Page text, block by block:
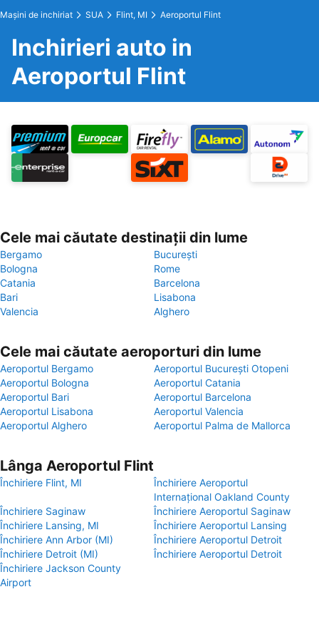
Maşini de inchiriat SUA Flint, MI Aeroportul Flint
Inchirieri auto in
Aeroportul Flint
Cele mai căutate destinații din lume
Bergamo
București
Bologna
Rome
Catania
Barcelona
Bari
Lisabona
Valencia
Alghero
Cele mai căutate aeroporturi din lume
Aeroportul Bergamo
Aeroportul București Otopeni
Aeroportul Bologna
Aeroportul Catania
Aeroportul Bari
Aeroportul Barcelona
Aeroportul Lisabona
Aeroportul Valencia
Aeroportul Alghero
Aeroportul Palma de Mallorca
Lânga Aeroportul Flint
Închiriere Flint, MI
Închiriere Aeroportul
Internaţional Oakland County
Închiriere Saginaw
Închiriere Aeroportul Saginaw
Închiriere Lansing, MI
Închiriere Aeroportul Lansing
Închiriere Ann Arbor (MI)
Închiriere Aeroportul Detroit
Închiriere Detroit (MI)
Închiriere Aeroportul Detroit
Închiriere Jackson County
Airport